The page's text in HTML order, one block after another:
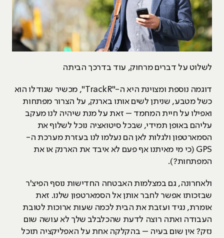
לשלוט על דברים מרחוק, עוד בדרכך הביתה
דוגמה נוספת ומצוינת היא ה-"TrackR", מכשיר שגודלו הוא
כשל מטבע, שניתן לשים אותו בארנק, על הצרור מפתחות
ואפילו על חיית המחמד – זאת על מנת שיהיה לנו מעקב
עליהם באופן תמידי, שבכל סיטואציה נוכל לשלוף את
הסמארטפון ולגלות לאן הם נעלמו לנו בעזרת מערכת ה-
GPS (כי מי מאיתנו אף פעם לא איבד את הארנק או את
המפתחות?).
ולאחרונה, גם במצלמות האבטחה החדישות נוסף הפיצ'ר
שבזכותו אפשר לחבר אותן אל הסמארטפון שלנו. זאת
אומרת, נגיד ועזבת את הבית לכמה שעות ארוכות לטובת
העבודה ואתה רוצה לדעת שהכלבלב שלך לא עושה שום
נזק? אין שום בעיה – בהקלקה אחת על האפליקציה תוכל